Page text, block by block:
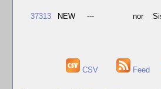
37313 NEW --- nor
CSV Feed